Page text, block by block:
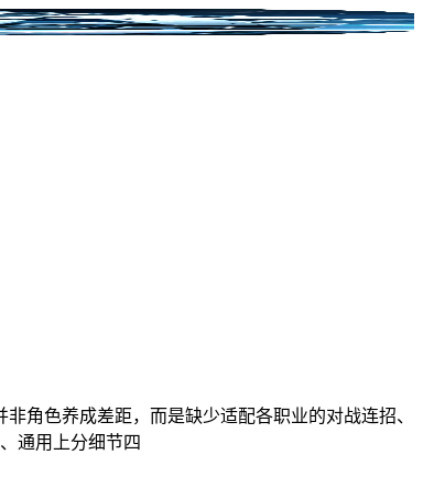
角色养成差距，而是缺少适配各职业的对战连招、
通用上分细节四